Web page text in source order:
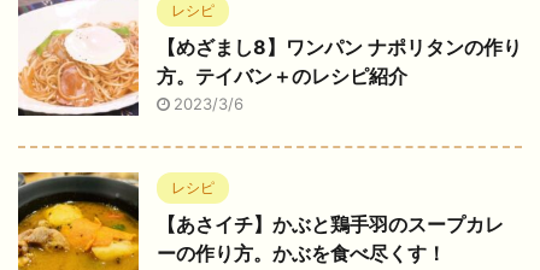
レシピ
【めざまし8】ワンパン ナポリタンの作り
方。テイバン＋のレシピ紹介
2023/3/6
レシピ
【あさイチ】かぶと鶏手羽のスープカレ
ーの作り方。かぶを食べ尽くす！